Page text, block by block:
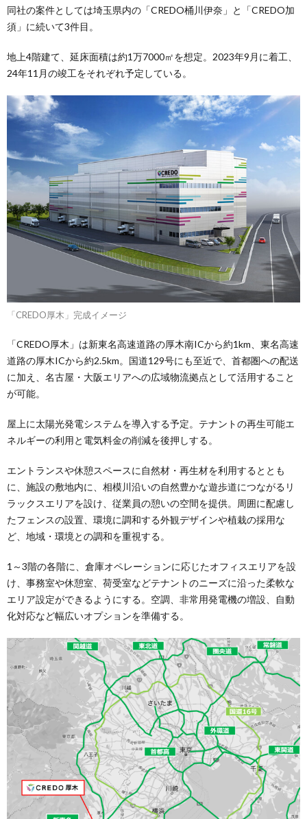
同社の案件としては埼玉県内の「CREDO桶川伊奈」と「CREDO加
須」に続いて3件目。
地上4階建て、延床面積は約1万7000㎡を想定。2023年9月に着工、
24年11月の竣工をそれぞれ予定している。
「CREDO厚木」完成イメージ
「CREDO厚木」は新東名高速道路の厚木南ICから約1km、東名高速
道路の厚木ICから約2.5km。国道129号にも至近で、首都圏への配送
に加え、名古屋・大阪エリアへの広域物流拠点として活用すること
が可能。
屋上に太陽光発電システムを導入する予定。テナントの再生可能エ
ネルギーの利用と電気料金の削減を後押しする。
エントランスや休憩スペースに自然材・再生材を利用するととも
に、施設の敷地内に、相模川沿いの自然豊かな遊歩道につながるリ
ラックスエリアを設け、従業員の憩いの空間を提供。周囲に配慮し
たフェンスの設置、環境に調和する外観デザインや植栽の採用な
ど、地域・環境との調和を重視する。
1～3階の各階に、倉庫オペレーションに応じたオフィスエリアを設
け、事務室や休憩室、荷受室などテナントのニーズに沿った柔軟な
エリア設定ができるようにする。空調、非常用発電機の増設、自動
化対応など幅広いオプションを準備する。